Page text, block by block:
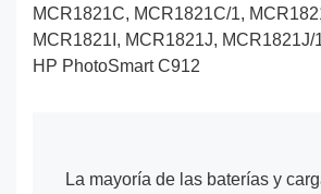
MCR1821C, MCR1821C/1,
MCR1821I, MCR1821J, MCR1821J/
HP PhotoSmart C912
La mayoría de las baterías y